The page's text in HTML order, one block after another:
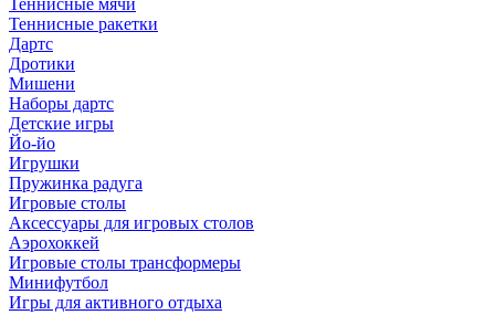
Теннисные мячи
Теннисные ракетки
Дартс
Дротики
Мишени
Наборы дартс
Детские игры
Йо-йо
Игрушки
Пружинка радуга
Игровые столы
Аксессуары для игровых столов
Аэрохоккей
Игровые столы трансформеры
Минифутбол
Игры для активного отдыха